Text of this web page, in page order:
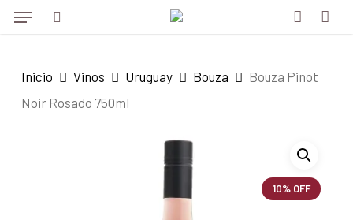
Skip
content
Menu
Inicio Vinos Uruguay Bouza
Bouza Pinot
Noir Rosado 750ml
10% OFF